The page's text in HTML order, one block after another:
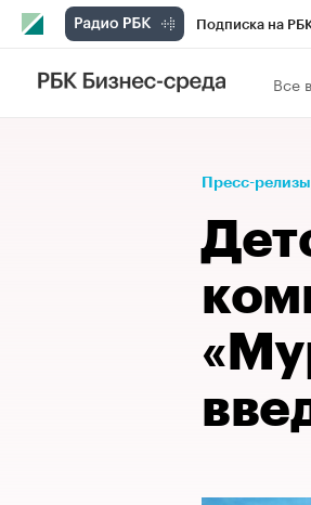
Подписка на
Телеканал
Спецпроекты
Рынок наличной
Все
Пресс-релизы